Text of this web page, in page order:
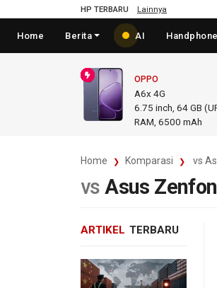
HP TERBARU Lainnya
Home Berita AI Handphone
OPPO
A6x 4G
6.75 inch, 64 GB
RAM 6500 mAh
Home Komparasi vs
vs Asus
ARTIKEL TERBARU